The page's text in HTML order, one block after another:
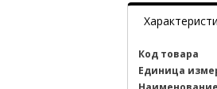
Код товара
Единица